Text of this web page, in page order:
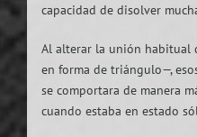
capacidad de disolver
Al alterar la unión habitual
en forma de triángulo—,
se comportara de manera
cuando estaba en estado